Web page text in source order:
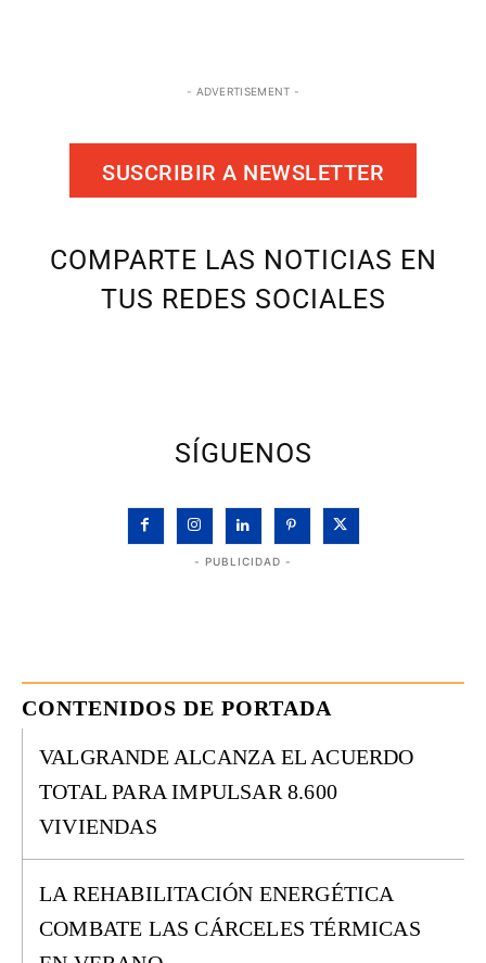
- ADVERTISEMENT -
SUSCRIBIR A NEWSLETTER
COMPARTE LAS NOTICIAS EN
TUS REDES SOCIALES
SÍGUENOS
- PUBLICIDAD -
CONTENIDOS DE PORTADA
VALGRANDE ALCANZA EL ACUERDO
TOTAL PARA IMPULSAR 8.600
VIVIENDAS
LA REHABILITACIÓN ENERGÉTICA
COMBATE LAS CÁRCELES TÉRMICAS